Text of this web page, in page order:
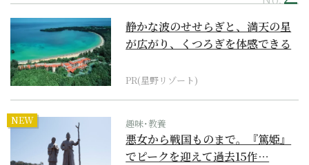
静かな波のせせらぎと、満天の星
が広がり、くつろぎを体感できる
PR(星野リゾート)
NEW 趣味･教養
悪女から戦国ものまで。『篤姫』
でピークを迎えて過去15作…